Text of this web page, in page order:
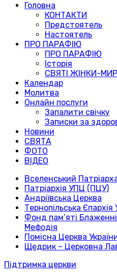
Головна
КОНТАКТИ
Предстоятель
Настоятель
ПРО ПАРАФІЮ
ПРО ПАРАФІЮ
Історія
СВЯТІ ЖІНКИ-
Календар
Молитва
Онлайн послуги
Запалити свічку
Записки за
Новини
СВЯТА
ФОТО
ВІДЕО
Вселенський
Патріархія УПЦ (ПЦУ)
Андріївська Церква
Тернопільська
Фонд пам’яті
Мефодія
Помісна Церква
Щедрик – Церковна
Підтримка церкви